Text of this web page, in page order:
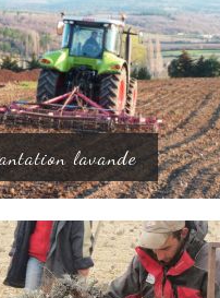
lavande